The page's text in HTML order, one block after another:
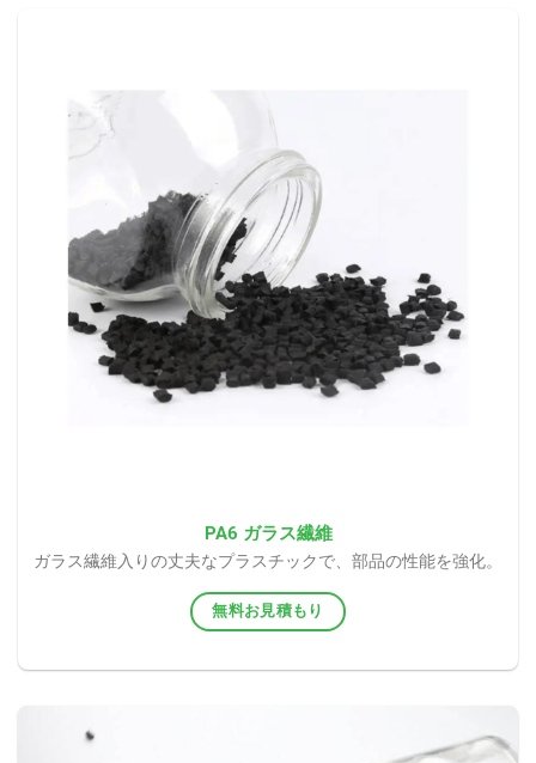
PA6 ガラス繊維
ガラス繊維入りの丈夫なプラスチックで、部品の性能を強化。
無料お見積もり